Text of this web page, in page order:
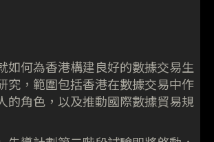
如何為香港構建良好的數據交易生
究，範圍包括香港在數據交易中作
的角色，以及推動國際數據貿易規